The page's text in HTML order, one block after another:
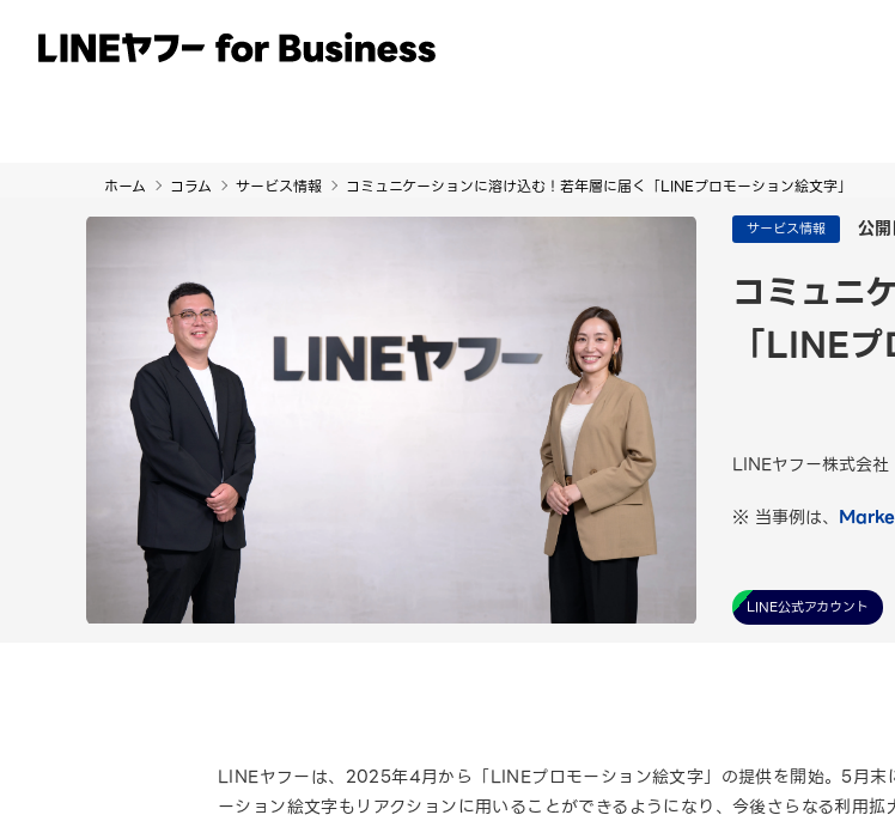
サービス 事例 イベント・セミナー
ホーム コラム サービス情報 コミュニケーションに溶け込む！若年層に届く「LINEプロモーション絵文字」
サービス情報 公開
コミュニ
「LINE
LINEヤフー株式会
※ 当事例は、
LINE公式アカウント
LINEヤフーは、2025年4月から「LINEプロモーション絵文字」の提供を開始。5月末
ーション絵文字もリアクションに用いることができるようになり、今後さらなる利用